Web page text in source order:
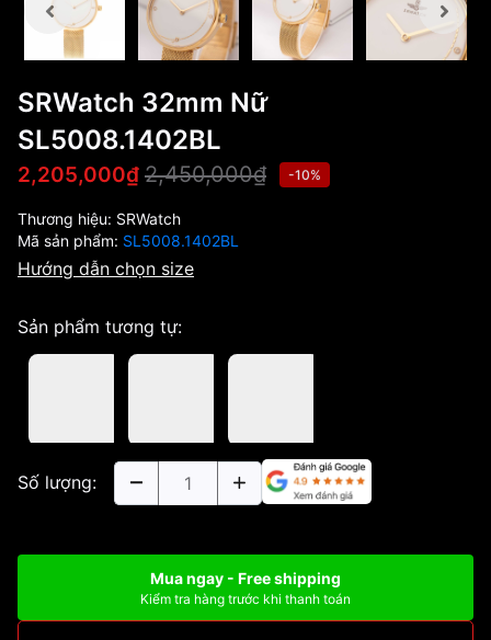
SRWatch 32mm Nữ
SL5008.1402BL
2,205,000₫ 2,450,000₫ -10%
Thương hiệu: SRWatch
Mã sản phẩm: SL5008.1402BL
Hướng dẫn chọn size
Sản phẩm tương tự:
Số lượng:
Mua ngay - Free shipping
Kiểm tra hàng trước khi thanh toán